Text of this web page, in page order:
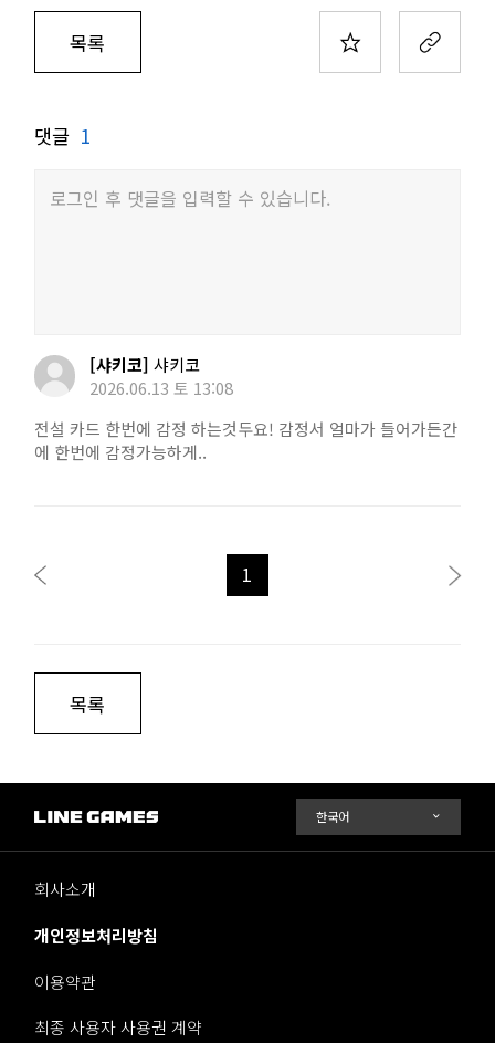
목록
댓글 1
로그인 후 댓글을 입력할 수 있습니다.
[샤키코] 샤키코
2026.06.13 토 13:08
전설 카드 한번에 감정 하는것두요! 감정서 얼마가 들어가든간
에 한번에 감정가능하게..
1
목록
회사소개
개인정보처리방침
이용약관
최종 사용자 사용권 계약